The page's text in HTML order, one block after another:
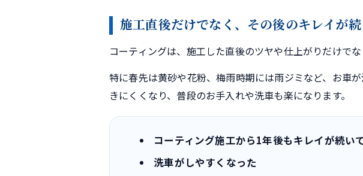
施工直後だけでなく、その後のキレイが
コーティングは、施工した直後のツヤや仕上がりだけで
特に春先は黄砂や花粉、梅雨時期には雨ジミなど、お車
きにくくなり、普段のお手入れや洗車も楽になります。
コーティング施工から1年後もキレイが続い
洗車がしやすくなった